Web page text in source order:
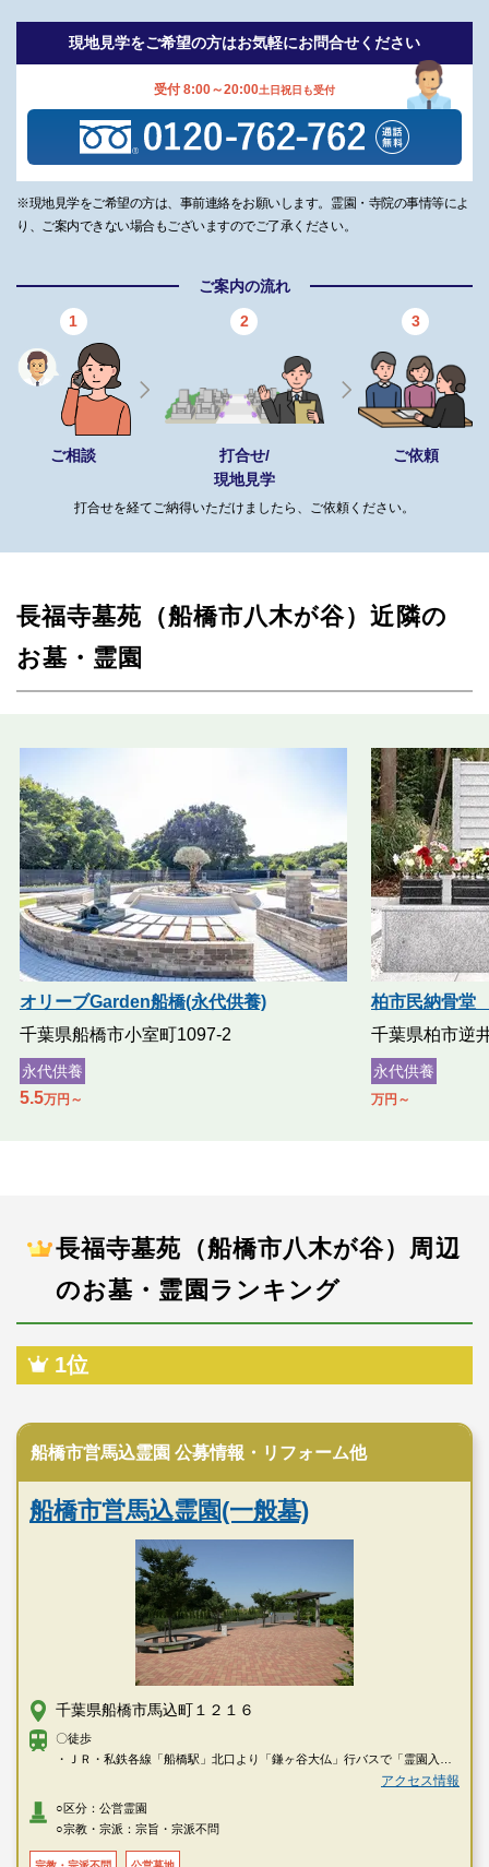
現地見学をご希望の方はお気軽にお問合せください
受付 8:00～20:00土日祝日も受付
※現地見学をご希望の方は、事前連絡をお願いします。霊園・寺院の事情等によ
り、ご案内できない場合もございますのでご了承ください。
ご案内の流れ
1
ご相談
2
打合せ/
現地見学
3
ご依頼
打合せを経てご納得いただけましたら、ご依頼ください。
長福寺墓苑（船橋市八木が谷）近隣の
お墓・霊園
オリーブGarden船橋(永代供養)
千葉県船橋市小室町1097-2
永代供養
5.5万円～
柏市民納骨堂
千葉県柏市逆
永代供養
万円～
長福寺墓苑（船橋市八木が谷）周辺
のお墓・霊園ランキング
1位
船橋市営馬込霊園 公募情報・リフォーム他
船橋市営馬込霊園(一般墓)
千葉県船橋市馬込町１２１６
〇徒歩
・ＪＲ・私鉄各線「船橋駅」北口より「鎌ヶ谷大仏」行バスで「霊園入
アクセス情報
○区分：公営霊園
○宗教・宗派：宗旨・宗派不問